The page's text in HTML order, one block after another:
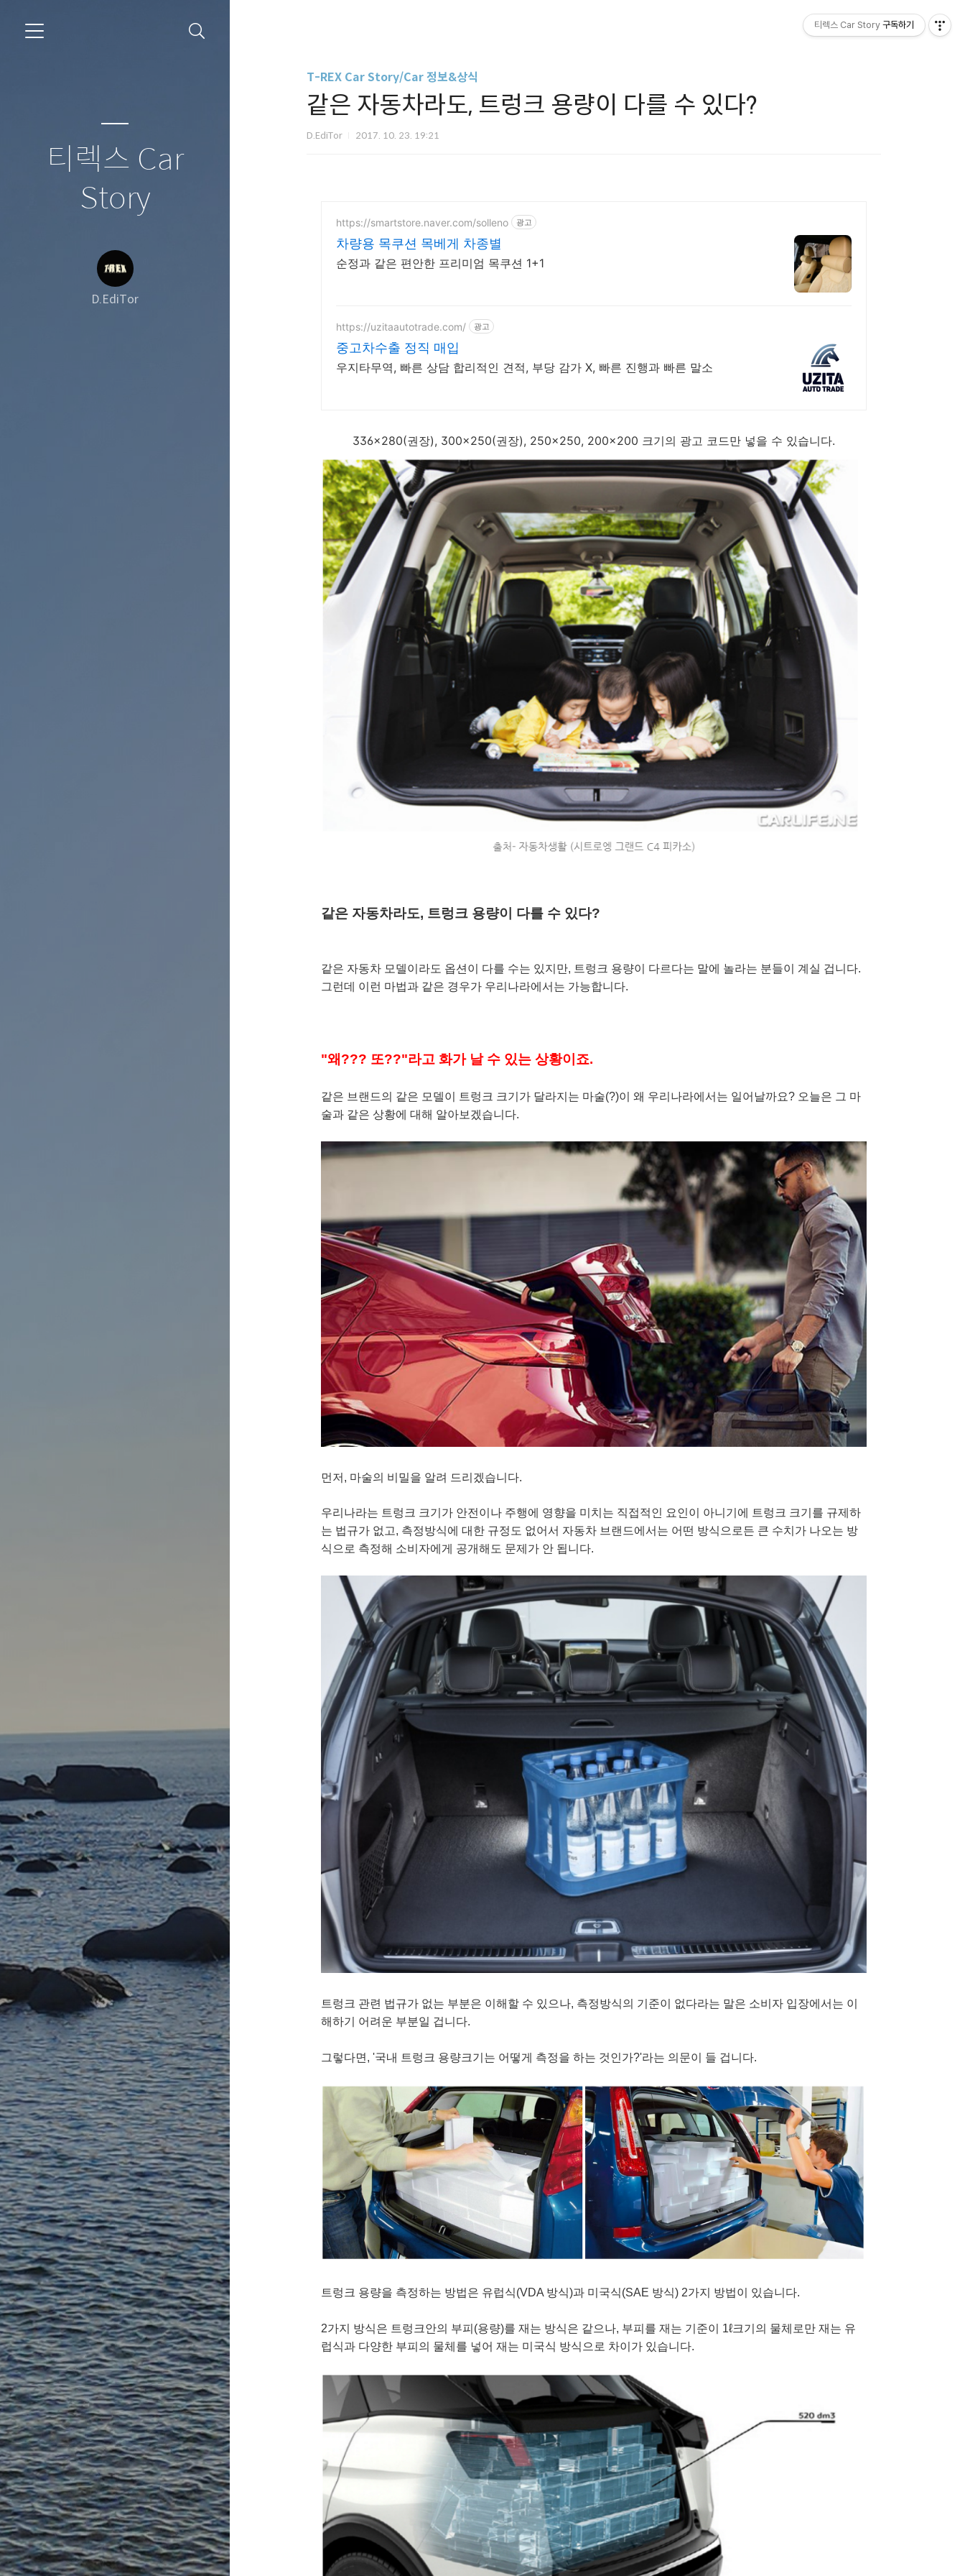
티렉스 Car
Story
D.EdiTor
T-REX Car Story/Car 정보&상식
같은 자동차라도, 트렁크 용량이 다를 수 있다?
D.EdiTor 2017. 10. 23. 19:21
https://smartstore.naver.com/solleno 광고
차량용 목쿠션 목베게 차종별
순정과 같은 편안한 프리미엄 목쿠션 1+1
https://uzitaautotrade.com/ 광고
중고차수출 정직 매입
우지타무역, 빠른 상담 합리적인 견적, 부당 감가 X, 빠른 진행과 빠른 말소
336x280(권장), 300x250(권장), 250x250, 200x200 크기의 광고 코드만 넣을 수 있습니다.
같은 자동차라도, 트렁크 용량이 다를 수 있다?
같은 자동차 모델이라도 옵션이 다를 수는 있지만, 트렁크 용량이 다르다는 말에 놀라는 분들이 계실 겁니다.
그런데 이런 마법과 같은 경우가 우리나라에서는 가능합니다.
"왜??? 또??"라고 화가 날 수 있는 상황이죠.
같은 브랜드의 같은 모델이 트렁크 크기가 달라지는 마술(?)이 왜 우리나라에서는 일어날까요? 오늘은 그 마
술과 같은 상황에 대해 알아보겠습니다.
먼저, 마술의 비밀을 알려 드리겠습니다.
우리나라는 트렁크 크기가 안전이나 주행에 영향을 미치는 직접적인 요인이 아니기에 트렁크 크기를 규제하
는 법규가 없고, 측정방식에 대한 규정도 없어서 자동차 브랜드에서는 어떤 방식으로든 큰 수치가 나오는 방
식으로 측정해 소비자에게 공개해도 문제가 안 됩니다.
트렁크 관련 법규가 없는 부분은 이해할 수 있으나, 측정방식의 기준이 없다라는 말은 소비자 입장에서는 이
해하기 어려운 부분일 겁니다.
그렇다면, '국내 트렁크 용량크기는 어떻게 측정을 하는 것인가?'라는 의문이 들 겁니다.
트렁크 용량을 측정하는 방법은 유럽식(VDA 방식)과 미국식(SAE 방식) 2가지 방법이 있습니다.
2가지 방식은 트렁크안의 부피(용량)를 재는 방식은 같으나, 부피를 재는 기준이 1ℓ크기의 물체로만 재는 유
럽식과 다양한 부피의 물체를 넣어 재는 미국식 방식으로 차이가 있습니다.
티렉스 Car Story 구독하기